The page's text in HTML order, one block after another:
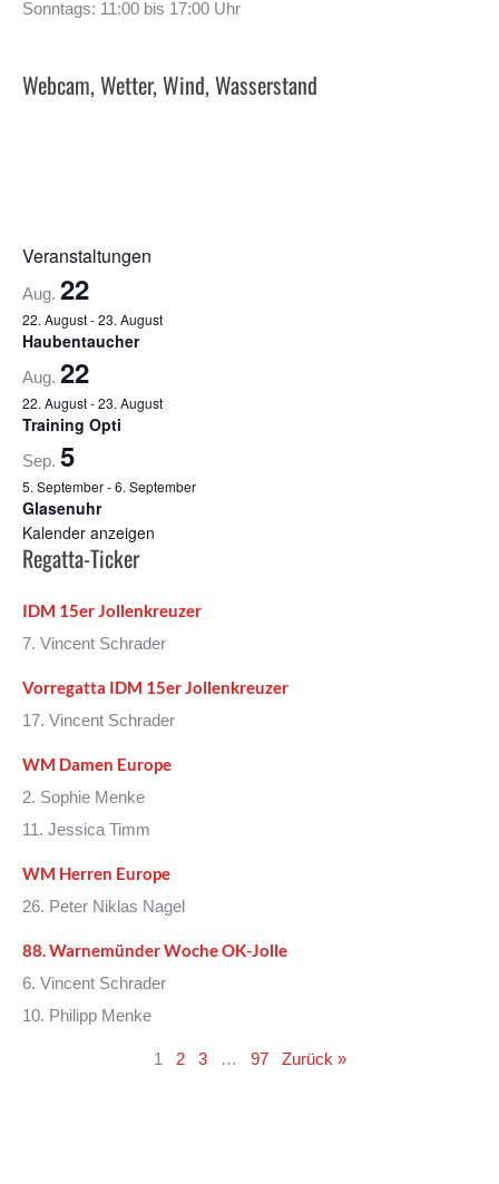
Sonntags: 11:00 bis 17:00 Uhr
Webcam, Wetter, Wind, Wasserstand
Veranstaltungen
Aug. 22
22. August-23. August
Haubentaucher
Aug. 22
22. August-23. August
Training Opti
Sep. 5
5. September-6. September
Glasenuhr
Kalender anzeigen
Regatta-Ticker
IDM 15er Jollenkreuzer
7. Vincent Schrader
Vorregatta IDM 15er Jollenkreuzer
17. Vincent Schrader
WM Damen Europe
2. Sophie Menke
11. Jessica Timm
WM Herren Europe
26. Peter Niklas Nagel
88. Warnemünder Woche OK-Jolle
6. Vincent Schrader
10. Philipp Menke
1 2 3 … 97 Zurück »